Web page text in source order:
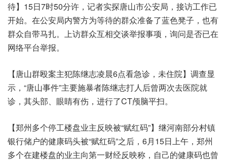
待】15日7时50分许，记者实探唐山市公安局，接访工作已
开始。在公安局内警方为等待的群众准备了蓝色凳子，也有
群众自带马扎。上访群众互相交谈举报事项，询问是否已在
网络平台举报。
【唐山群殴案主犯陈继志凌晨6点看急诊，未住院】调查显
示，“唐山事件”主要施暴者陈继志打人后曾两次去医院就
诊，其头部、眼睛有伤，进行了CT颅脑平扫。
【郑州多个停工楼盘业主反映被“赋红码”】继河南部分村镇
银行储户的健康码头被“赋红码”之后，6月15日上午，郑州
多个在建楼盘的业主向第一财经反映称，自己的健康码也曾